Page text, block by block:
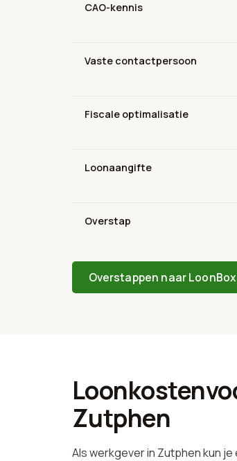
CAO-kennis
Vaste contactpersoon
Fiscale optimalisatie
Loonaangifte
Overstap
Overstappen naar LoonBox
Zutphen
Als werkgever in Zutphen kun